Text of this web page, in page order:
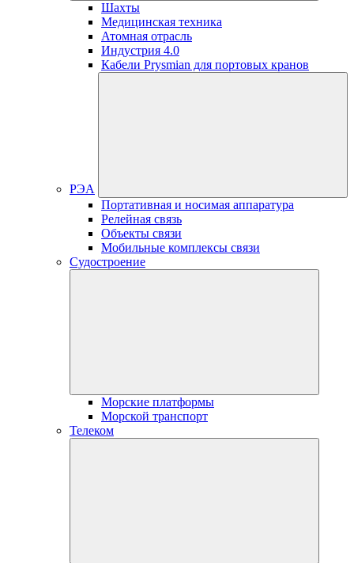
Шахты
Медицинская техника
Атомная отрасль
Индустрия 4.0
Кабели Prysmian для портовых кранов
РЭА
Портативная и носимая аппаратура
Релейная связь
Объекты связи
Мобильные комплексы связи
Судостроение
Морские платформы
Морской транспорт
Телеком